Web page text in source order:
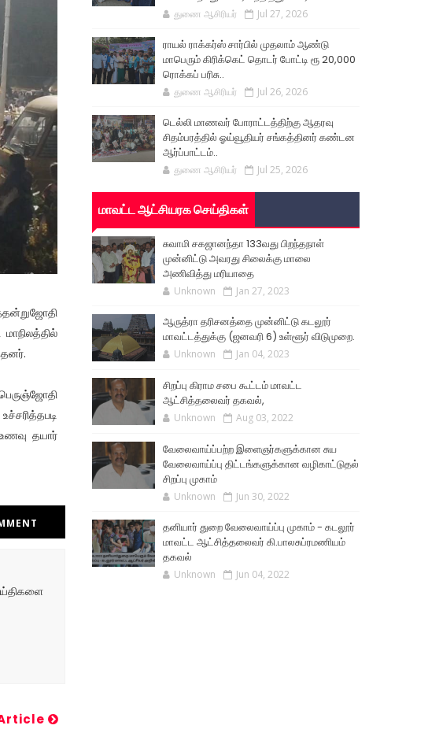
தயார்
துணை ஆசிரியர் Jul 27, 2026
ராயல் ராக்கர்ஸ் சார்பில் முதலாம் ஆண்டு
மாபெரும் கிரிக்கெட் தொடர் போட்டி ரூ 20,000
ரொக்கப் பரிசு..
துணை ஆசிரியர் Jul 26, 2026
டெல்லி மாணவர் போராட்டத்திற்கு ஆதரவு
சிதம்பரத்தில் ஓய்வூதியர் சங்கத்தினர் கண்டன
ஆர்ப்பாட்டம்..
துணை ஆசிரியர் Jul 25, 2026
மாவட்ட ஆட்சியரக செய்திகள்
சுவாமி சகஜானந்தா 133வது பிறந்தநாள்
முன்னிட்டு அவரது சிலைக்கு மாலை
அணிவித்து மரியாதை
Unknown Jan 27, 2023
ஆருத்ரா தரிசனத்தை முன்னிட்டு கடலூர்
மாவட்டத்துக்கு (ஜனவரி 6) உள்ளூர் விடுமுறை.
Unknown Jan 04, 2023
சிறப்பு கிராம சபை கூட்டம் மாவட்ட
ஆட்சித்தலைவர் தகவல்,
Unknown Aug 03, 2022
வேலைவாய்ப்பற்ற இளைஞர்களுக்கான சுய
வேலைவாய்ப்பு திட்டங்களுக்கான வழிகாட்டுதல்
சிறப்பு முகாம்
Unknown Jun 30, 2022
தனியார் துறை வேலைவாய்ப்பு முகாம் - கடலூர்
மாவட்ட ஆட்சித்தலைவர் கி.பாலசுப்ரமணியம்
தகவல்
Unknown Jun 04, 2022